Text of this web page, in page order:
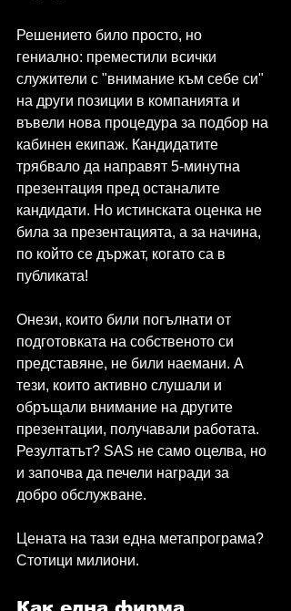
Решението било просто, но
гениално: преместили всички
служители с "внимание към себе си"
на други позиции в компанията и
въвели нова процедура за подбор на
кабинен екипаж. Кандидатите
трябвало да направят 5-минутна
презентация пред останалите
кандидати. Но истинската оценка не
била за презентацията, а за начина,
по който се държат, когато са в
публиката!
Онези, които били погълнати от
подготовката на собственото си
представяне, не били наемани. А
тези, които активно слушали и
обръщали внимание на другите
презентации, получавали работата.
Резултатът? SAS не само оцелва, но
и започва да печели награди за
добро обслужване.
Цената на тази една метапрограма?
Стотици милиони.